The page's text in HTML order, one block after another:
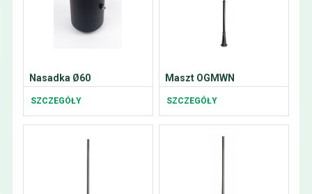
Nasadka Ø60
SZCZEGÓŁY
Maszt OGMWN
SZCZEGÓŁY